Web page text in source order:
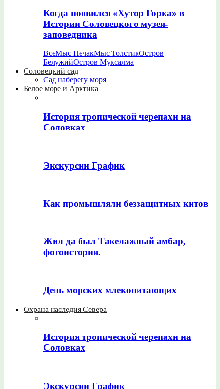
Когда появился «Хутор Горка» в
Истории Соловецкого музея-
заповедника
ВсеМыс ПечакМыс ТолстикОстров
БелужийОстров Муксалма
Соловецкий сад
Сад наберегу моря
Белое море и Арктика
История тропической черепахи на
Соловках
Экскурсии График
Как промышляли беззащитных китов
Жил да был Такелажный амбар,
фотоистория.
День морских млекопитающих
Охрана наследия Севера
История тропической черепахи на
Соловках
Экскурсии График